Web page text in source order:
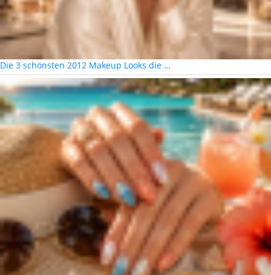
Die 3 schönsten 2012 Makeup Looks die …